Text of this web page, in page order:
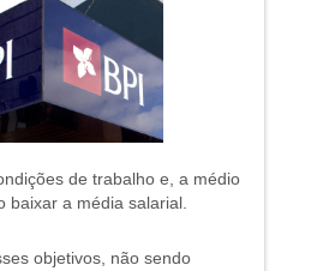
de trabalho e, a médio
baixar a média salarial.
objetivos, não sendo